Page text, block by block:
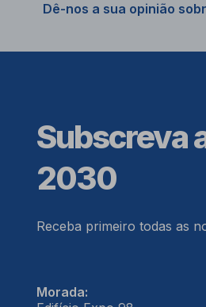
Dê-nos a sua opinião
Subscreva
2030
Receba primeiro todas as
Morada: